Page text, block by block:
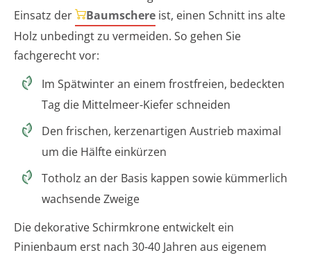
Einsatz der
Baumschere ist, einen Schnitt ins alte
Holz unbedingt zu vermeiden. So gehen Sie
fachgerecht vor:
Im Spätwinter an einem frostfreien, bedeckten
Tag die Mittelmeer-Kiefer schneiden
Den frischen, kerzenartigen Austrieb maximal
um die Hälfte einkürzen
Totholz an der Basis kappen sowie kümmerlich
wachsende Zweige
Die dekorative Schirmkrone entwickelt ein
Pinienbaum erst nach 30-40 Jahren aus eigenem